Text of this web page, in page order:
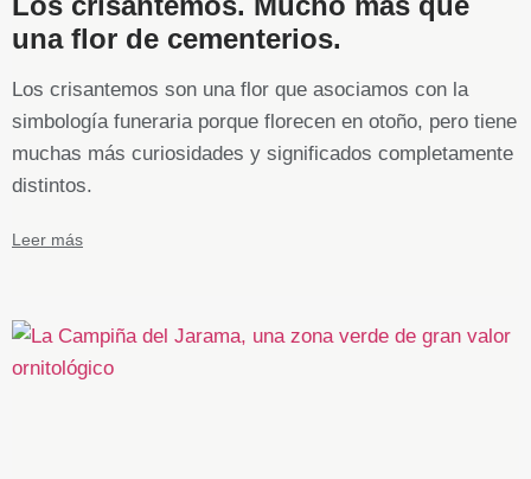
una flor de cementerios.
Los crisantemos son una flor que asociamos con la
simbología funeraria porque florecen en otoño, pero tiene
muchas más curiosidades y significados completamente
distintos.
Leer más